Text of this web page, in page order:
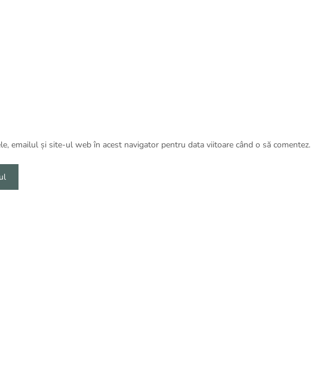
emailul și site-ul web în acest navigator pentru data viitoare când o să comentez.